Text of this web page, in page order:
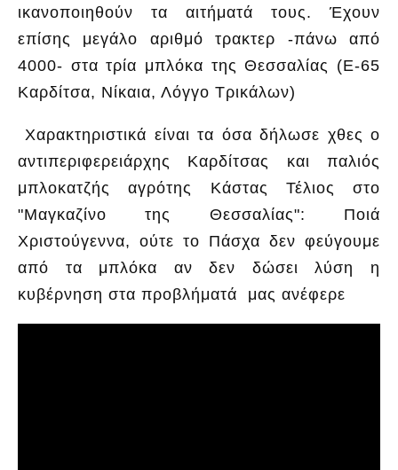
ικανοποιηθούν τα αιτήματά τους. Έχουν
επίσης μεγάλο αριθμό τρακτερ -πάνω από
4000- στα τρία μπλόκα της Θεσσαλίας (Ε-65
Καρδίτσα, Νίκαια, Λόγγο Τρικάλων)
Χαρακτηριστικά είναι τα όσα δήλωσε χθες ο
αντιπεριφερειάρχης Καρδίτσας και παλιός
μπλοκατζής αγρότης Κάστας Τέλιος στο
"Μαγκαζίνο της Θεσσαλίας": Ποιά
Χριστούγεννα, ούτε το Πάσχα δεν φεύγουμε
από τα μπλόκα αν δεν δώσει λύση η
κυβέρνηση στα προβλήματά μας ανέφερε